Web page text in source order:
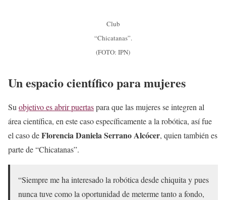
Club
“Chicatanas”.
(FOTO: IPN)
Un espacio científico para mujeres
Su objetivo es abrir puertaspara que las mujeres se integren al
área científica, en este caso específicamente a la robótica, así fue
el caso deFlorencia Daniela Serrano Alcócer, quien también es
parte de “Chicatanas”.
“Siempre me ha interesado la robótica desde chiquita y pues
nunca tuve como la oportunidad de meterme tanto a fondo,